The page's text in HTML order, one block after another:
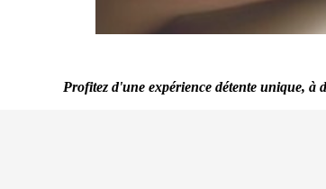
Profitez d'une expérience détente unique, à